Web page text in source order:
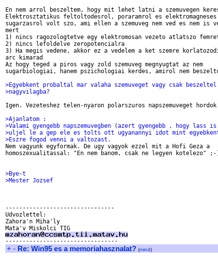
En nem arrol beszeltem, hogy mit lehet latni a szemuvegen
Elektrosztatikus feltoltodesrol, poraramrol es elektromagneses
sugarzasrol volt szo, ami ellen a szemuveg nem ved es nem is
mert
1) nincs ragozologtetve egy elektromosan vezeto atlatszo
2) nincs lefoldelve zeropotencialra
3) Ha megis vedene, akkor ez a vedelem a ket szemre
arc kimarad
Az hogy teged a piros vagy zold szemuveg megnyugtat az nem
sugarbiologiai, hanem pszichologiai kerdes, amirol nem
>Egyebkent probaltal mar valaha szemuveget vagy csak
>nagyvilagba?
Igen. Vezeteshez telen-nyaron polarszuros napszemuveget
>Ajanlatom :
>Valami gyengebb napszemuvegben (azert gyengebb , hogy lass
>uljel le a gep ele es tolts ott ugyanannyi idot mint
>Eszre fogod venni a valtozast.
Nem vagyunk egyformak. De ugy vagyok ezzel mit a Hofi Geza a
homoszexualitassal: "En nem banom, csak ne legyen kotelezo"
>Bye-t
>Mester Jozsef
--------------------------------
Udvozlettel:
Zahora'n Miha'ly
+ - Re: Win95 es a memoriahasznalat? (mind)